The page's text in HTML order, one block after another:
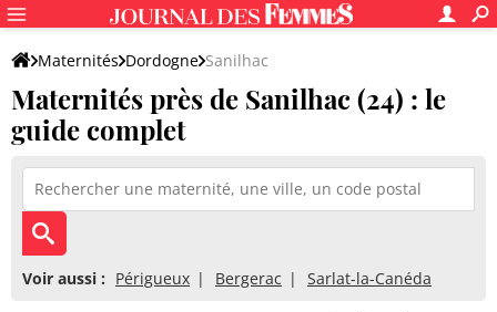
Maternités Dordogne Sanilhac
Maternités près de Sanilhac (24) : le
guide complet
Voir aussi : Périgueux Bergerac Sarlat-la-Canéda